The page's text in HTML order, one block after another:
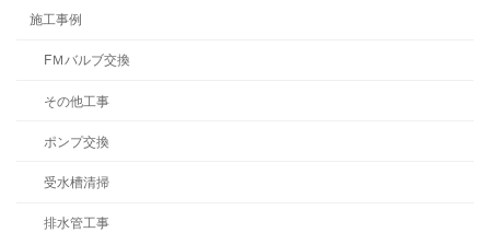
施工事例
FＭバルブ交換
その他工事
ポンプ交換
受水槽清掃
排水管工事